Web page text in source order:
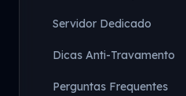
Servidor Dedicado
Dicas Anti-Travamento
Perguntas Frequentes